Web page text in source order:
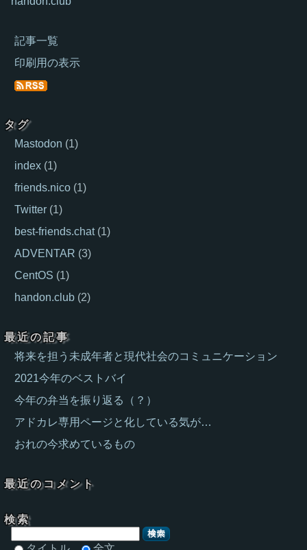
記事一覧
印刷用の表示
タグ
Mastodon (1)
index (1)
friends.nico (1)
Twitter (1)
best-friends.chat (1)
ADVENTAR (3)
CentOS (1)
handon.club (2)
最近の記事
将来を担う未成年者と現代社会のコミュニケーション
2021今年のベストバイ
今年の弁当を振り返る（？）
アドカレ専用ページと化している気が…
おれの今求めているもの
最近のコメント
検索
検索